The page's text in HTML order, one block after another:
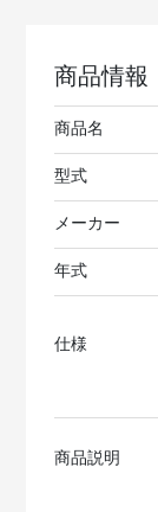
商品情報
商品名
型式
メーカー
年式
仕様
商品説明